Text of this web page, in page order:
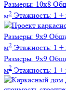
Размеры: 10х8
м2 Этажность: 1 +
Размеры: 9х9
м2 Этажность: 1 +
Размеры: 9х9
м2 Этажность: 1 +